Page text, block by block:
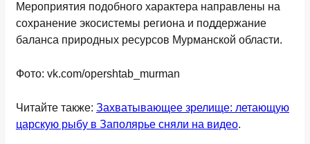
Мероприятия подобного характера направлены на
сохранение экосистемы региона и поддержание
баланса природных ресурсов Мурманской области.
Фото: vk.com/opershtab_murman
Читайте также: Захватывающее зрелище: летающую
царскую рыбу в Заполярье сняли на видео.